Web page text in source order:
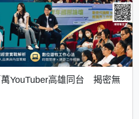
YouTuber高雄同台 揭密無